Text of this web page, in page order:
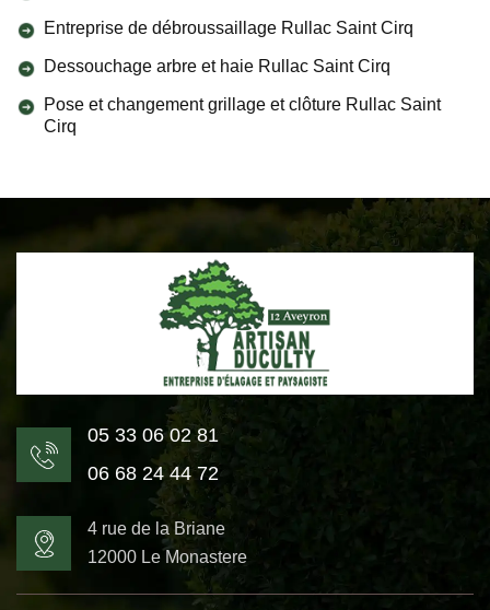
Entreprise de débroussaillage Rullac Saint Cirq
Dessouchage arbre et haie Rullac Saint Cirq
Pose et changement grillage et clôture Rullac Saint
Cirq
05 33 06 02 81
06 68 24 44 72
4 rue de la Briane
12000 Le Monastere